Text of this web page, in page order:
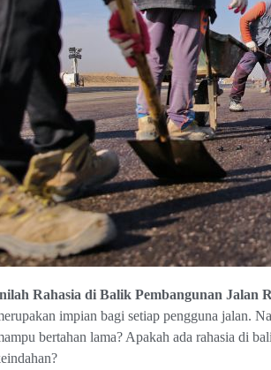
Rahasia di Balik Pembangunan Jalan
impian bagi setiap pengguna jalan.
bertahan lama? Apakah ada rahasia di